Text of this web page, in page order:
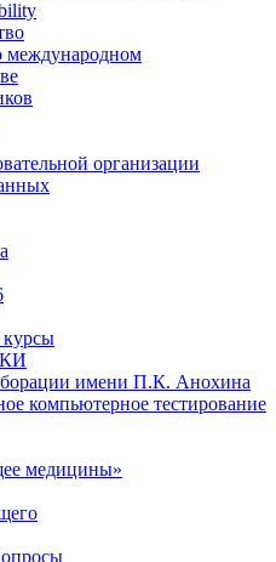
международном
организации
курсы
имени П.К. Анохина
компьютерное тестирование
медицины»